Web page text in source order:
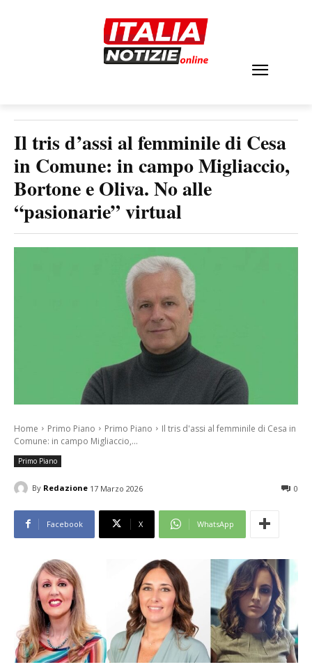
Il tris d’assi al femminile di Cesa
in Comune: in campo Migliaccio,
Bortone e Oliva. No alle
“pasionarie” virtual
Home Primo Piano Primo Piano
Il tris d'assi al femminile di Cesa in
Comune: in campo Migliaccio,...
Primo Piano
By Redazione 17 Marzo 2026 0
Facebook X WhatsApp